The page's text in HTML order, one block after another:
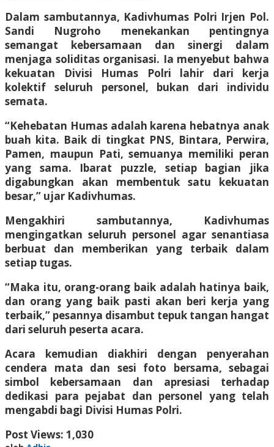
Dalam sambutannya, Kadivhumas Polri Irjen Pol.
Sandi Nugroho menekankan pentingnya
semangat kebersamaan dan sinergi dalam
menjaga soliditas organisasi. Ia menyebut bahwa
kekuatan Divisi Humas Polri lahir dari kerja
kolektif seluruh personel, bukan dari individu
semata.
“Kehebatan Humas adalah karena hebatnya anak
buah kita. Baik di tingkat PNS, Bintara, Perwira,
Pamen, maupun Pati, semuanya memiliki peran
yang sama. Ibarat puzzle, setiap bagian jika
digabungkan akan membentuk satu kekuatan
besar,” ujar Kadivhumas.
Mengakhiri sambutannya, Kadivhumas
mengingatkan seluruh personel agar senantiasa
berbuat dan memberikan yang terbaik dalam
setiap tugas.
“Maka itu, orang-orang baik adalah hatinya baik,
dan orang yang baik pasti akan beri kerja yang
terbaik,” pesannya disambut tepuk tangan hangat
dari seluruh peserta acara.
Acara kemudian diakhiri dengan penyerahan
cendera mata dan sesi foto bersama, sebagai
simbol kebersamaan dan apresiasi terhadap
dedikasi para pejabat dan personel yang telah
mengabdi bagi Divisi Humas Polri.
Post Views: 1,030